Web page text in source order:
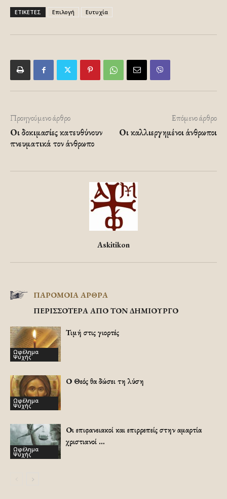
ΕΤΙΚΕΤΕΣ Επιλογή Ευτυχία
Προηγούμενο άρθρο
Οι δοκιμασίες κατευθύνουν
πνευματικά τον άνθρωπο
Επόμενο άρθρο
Οι καλλιεργημένοι άνθρωποι
Askitikon
ΠΑΡΟΜΟΙΑ ΑΡΘΡΑ
ΠΕΡΙΣΣΟΤΕΡΑ ΑΠΟ ΤΟΝ ΔΗΜΙΟΥΡΓΟ
Ωφέλημα
Ψυχής
Τιμή στις γιορτές
Ωφέλημα
Ψυχής
Ο Θεός θα δώσει τη λύση
Ωφέλημα
Ψυχής
Οι επιφανειακοί και επιρρεπείς στην αμαρτία
χριστιανοί …